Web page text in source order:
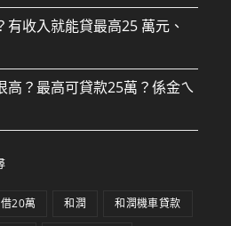
收入就能貸最高25 萬元、
高？最高可貸款25萬？係金ㄟ
借20萬 和潤 和潤機車貸款